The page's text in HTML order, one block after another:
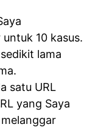
10 kasus.
lama
satu URL
yang Saya